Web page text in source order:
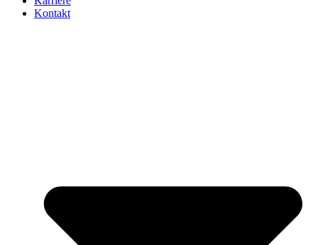
Kontakt